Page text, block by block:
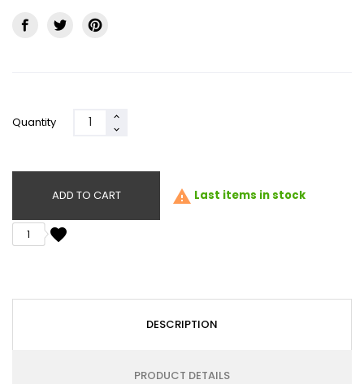
Quantity
ADD TO CART  Last items in stock
favorite
1
DESCRIPTION
PRODUCT DETAILS